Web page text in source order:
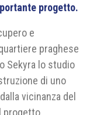
progetto.
e
praghese
Sekyra lo studio
di uno
vicinanza del
progetto